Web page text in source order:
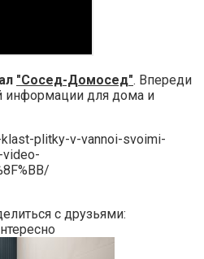
"Сосед-Домосед". Впереди
информации для дома и
plitky-v-vannoi-svoimi-
с друзьями: